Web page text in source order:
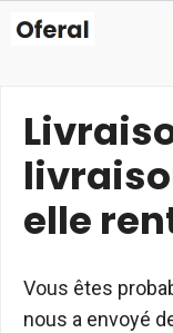
elle
Vous êtes
nous a envoyé